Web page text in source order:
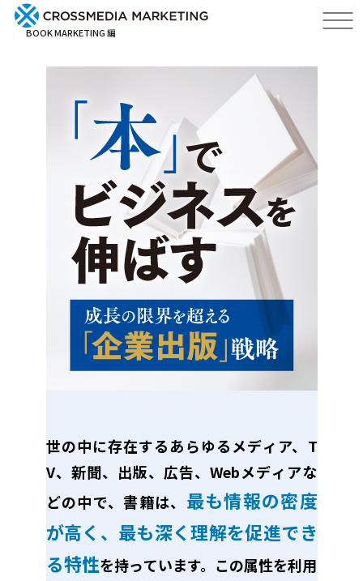
BOOK MARKETING 編
世の中に存在するあらゆるメディア、T
V、新聞、出版、広告、Webメディアな
どの中で、書籍は、 最も情報の密度
が高く、最も深く理解を促進でき
る特性を持っています。この属性を利用